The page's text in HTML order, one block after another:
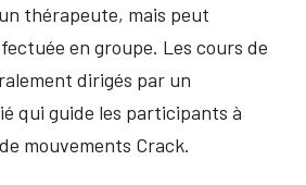
thérapeute, mais peut
en groupe. Les cours de
dirigés par un
qui guide les participants à
mouvements Crack.